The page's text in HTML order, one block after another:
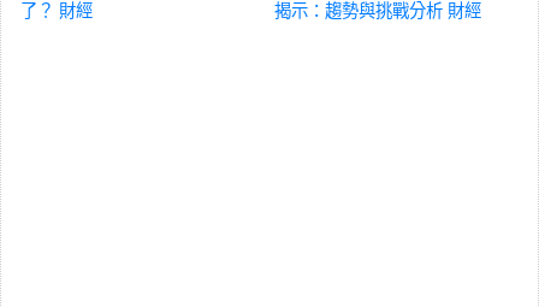
了？ 財經
揭示：趨勢與挑戰分析 財經